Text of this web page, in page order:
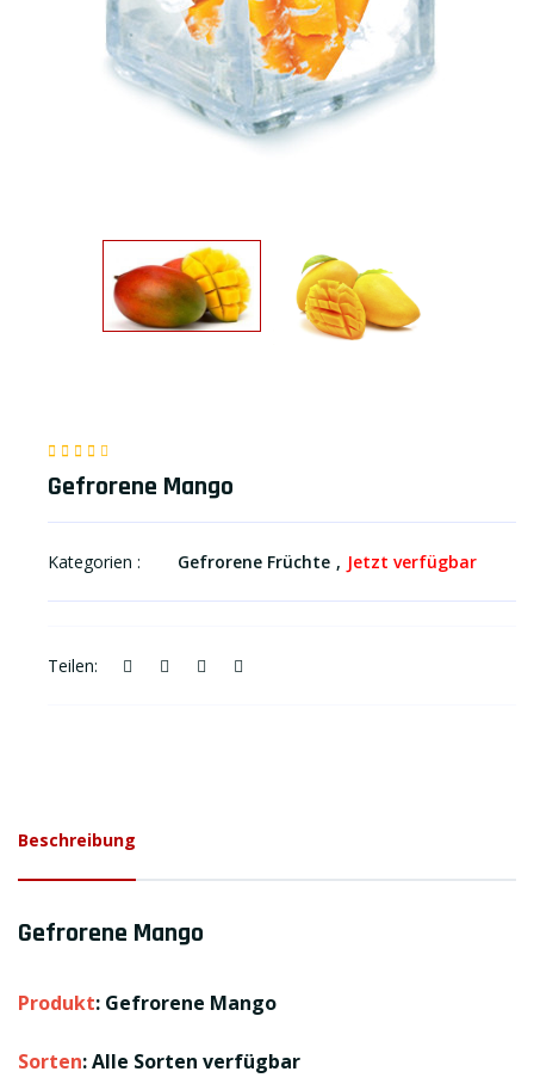
Gefrorene Mango
Kategorien : Gefrorene Früchte Jetzt verfügbar
Teilen:
Beschreibung
Gefrorene Mango
Produkt: Gefrorene Mango
Sorten: Alle Sorten verfügbar